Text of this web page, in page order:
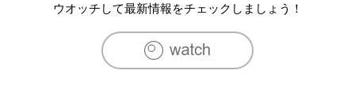
ウオッチして最新情報をチェックしましょう！